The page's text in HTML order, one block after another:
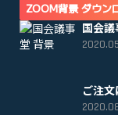
ZOOM背景 ダウン
国会
ご注